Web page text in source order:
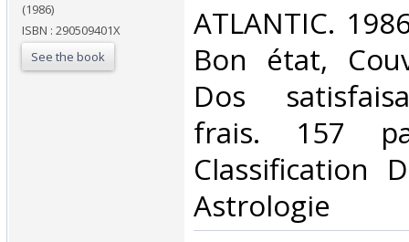
(1986)
ISBN : 290509401X
See the book
‎ATLANTIC.
Bon état,
Dos
frais. 157
Classification
Astrologie‎